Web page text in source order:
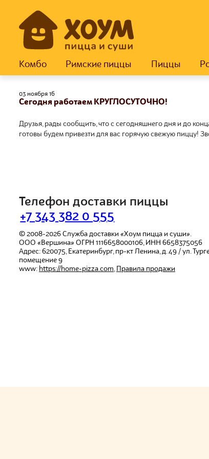
Комбо Римские пиццы Пиццы
03 ноября 16
Сегодня работаем КРУГЛОСУТОЧНО!
Друзья, рады сообщить, что с сегодняшнего дня и до
готовы будем привезти для вас горячую свежую пиццу!
Телефон доставки пиццы
+7 343 382 0 555
© 2008-2026 Служба доставки «Хоум пицца и суши».
ООО «Вершина» ОГРН 1116658000106, ИНН 6658375056
Адрес: 620075, Екатеринбург, пр-кт Ленина, д. 49 / ул.
помещение 9
www: https://home-pizza.com, Правила продажи